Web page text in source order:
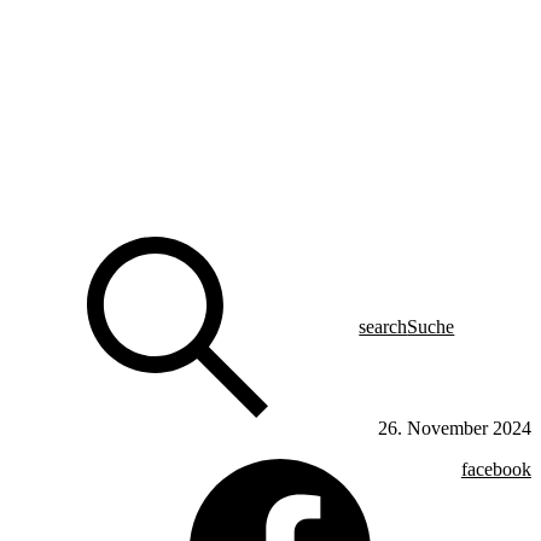
searchSuche
26. November 2024
facebook